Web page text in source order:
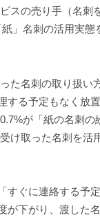
スの売り手（名刺
」名刺の活用実態
た名刺の取り扱い
する予定もなく放
が「紙の名刺の
け取った名刺を活
すぐに連絡する予
が下がり、渡した